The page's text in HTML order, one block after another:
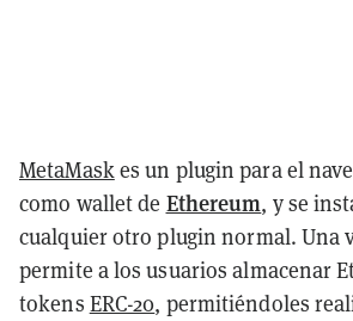
MetaMaskes un plugin para el
como wallet de Ethereum, y se
cualquier otro plugin normal. Una
permite a los usuarios almacenar
tokens ERC-20, permitiéndoles